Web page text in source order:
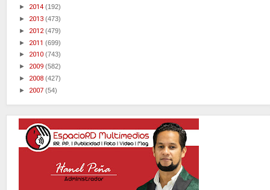
► 2014 (192)
► 2013 (473)
► 2012(479)
► 2011 (699)
► 2010 (743)
► 2009 (582)
► 2008 (427)
► 2007 (54)